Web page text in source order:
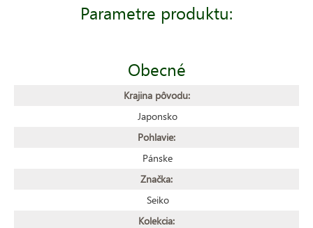
Parametre produktu:
Obecné
Krajina pôvodu:
Japonsko
Pohlavie:
Pánske
Značka:
Seiko
Kolekcia: